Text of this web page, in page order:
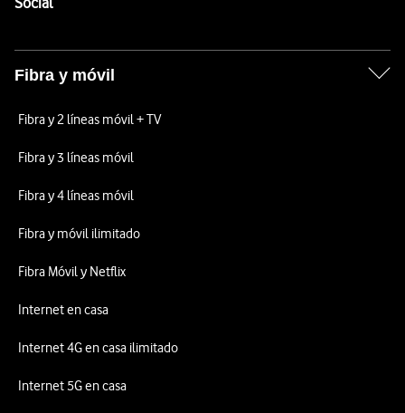
Fibra y móvil
Fibra y 2 líneas móvil + TV
Fibra y 3 líneas móvil
Fibra y 4 líneas móvil
Fibra y móvil ilimitado
Fibra Móvil y Netflix
Internet en casa
Internet 4G en casa ilimitado
Internet 5G en casa